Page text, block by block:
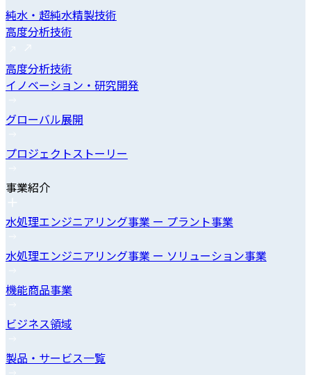
純水・超純水精製技術
高度分析技術
高度分析技術
イノベーション・研究開発
グローバル展開
プロジェクトストーリー
事業紹介
水処理エンジニアリング事業 ー プラント事業
水処理エンジニアリング事業 ー ソリューション事業
機能商品事業
ビジネス領域
製品・サービス一覧